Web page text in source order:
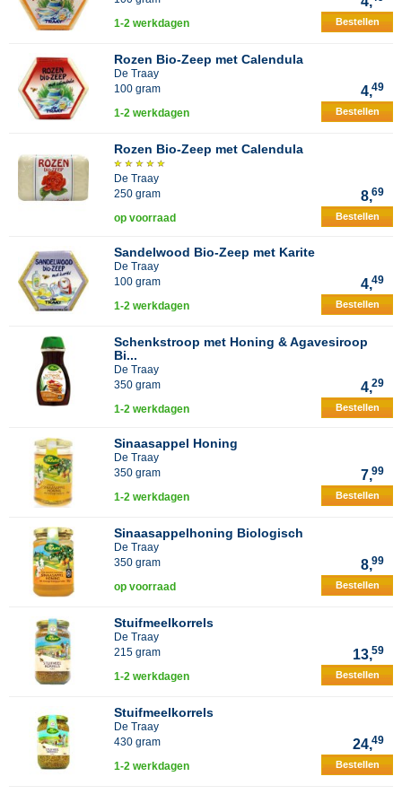
1-2 werkdagen Bestellen
Rozen Bio-Zeep met Calendula
De Traay
100 gram
4,49
1-2 werkdagen Bestellen
Rozen Bio-Zeep met Calendula
De Traay
250 gram
8,69
op voorraad Bestellen
Sandelwood Bio-Zeep met Karite
De Traay
100 gram
4,49
1-2 werkdagen Bestellen
Schenkstroop met Honing & Agavesiroop
Bi...
De Traay
350 gram
4,29
1-2 werkdagen Bestellen
Sinaasappel Honing
De Traay
350 gram
7,99
1-2 werkdagen Bestellen
Sinaasappelhoning Biologisch
De Traay
350 gram
8,99
op voorraad Bestellen
Stuifmeelkorrels
De Traay
215 gram
13,59
1-2 werkdagen Bestellen
Stuifmeelkorrels
De Traay
430 gram
24,49
1-2 werkdagen Bestellen